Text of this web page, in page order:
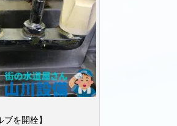
ブを開栓】